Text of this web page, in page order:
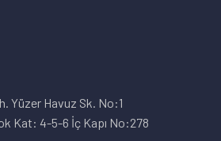
Yüzer Havuz Sk. No:1
Kat: 4-5-6 İç Kapı No:278